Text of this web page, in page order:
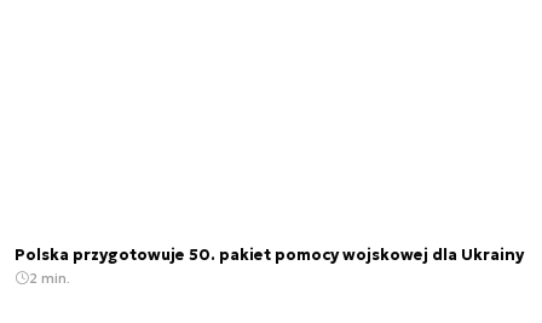
Polska przygotowuje 50. pakiet pomocy wojskowej dla Ukrainy
2 min.